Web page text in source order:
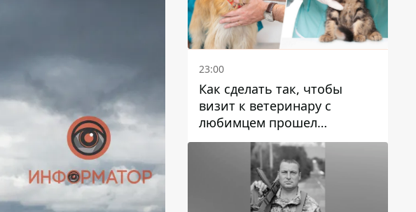
23:00
Как сделать так, чтобы
визит к ветеринару с
любимцем прошел
спокойно: простые советы